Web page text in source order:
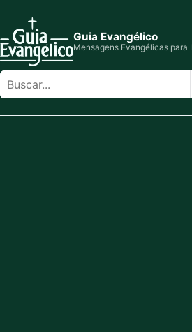
Guia Evangélico
Mensagens Evangélicas para
Buscar
no
site